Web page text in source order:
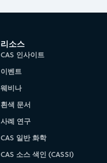
리소스
CAS 인사이트
이벤트
웨비나
흰색 문서
사례 연구
CAS 일반 화학
CAS 소스 색인 (CASSI)